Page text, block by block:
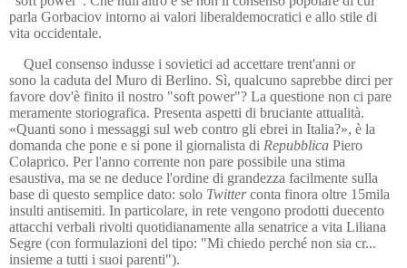
parla Gorbaciov intorno ai valori liberaldemocratici e allo stile di
vita occidentale.
Quel consenso indusse i sovietici ad accettare trent'anni or
sono la caduta del Muro di Berlino. Sì, qualcuno saprebbe dirci per
favore dov'è finito il nostro "soft power"? La questione non ci pare
meramente storiografica. Presenta aspetti di bruciante attualità.
«Quanti sono i messaggi sul web contro gli ebrei in Italia?», è la
domanda che pone e si pone il giornalista di Repubblica Piero
Colaprico. Per l'anno corrente non pare possibile una stima
esaustiva, ma se ne deduce l'ordine di grandezza facilmente sulla
base di questo semplice dato: solo Twitterconta finora oltre 15mila
insulti antisemiti. In particolare, in rete vengono prodotti duecento
attacchi verbali rivolti quotidianamente alla senatrice a vita Liliana
Segre (con formulazioni del tipo: "Mi chiedo perché non sia cr...
insieme a tutti i suoi parenti").